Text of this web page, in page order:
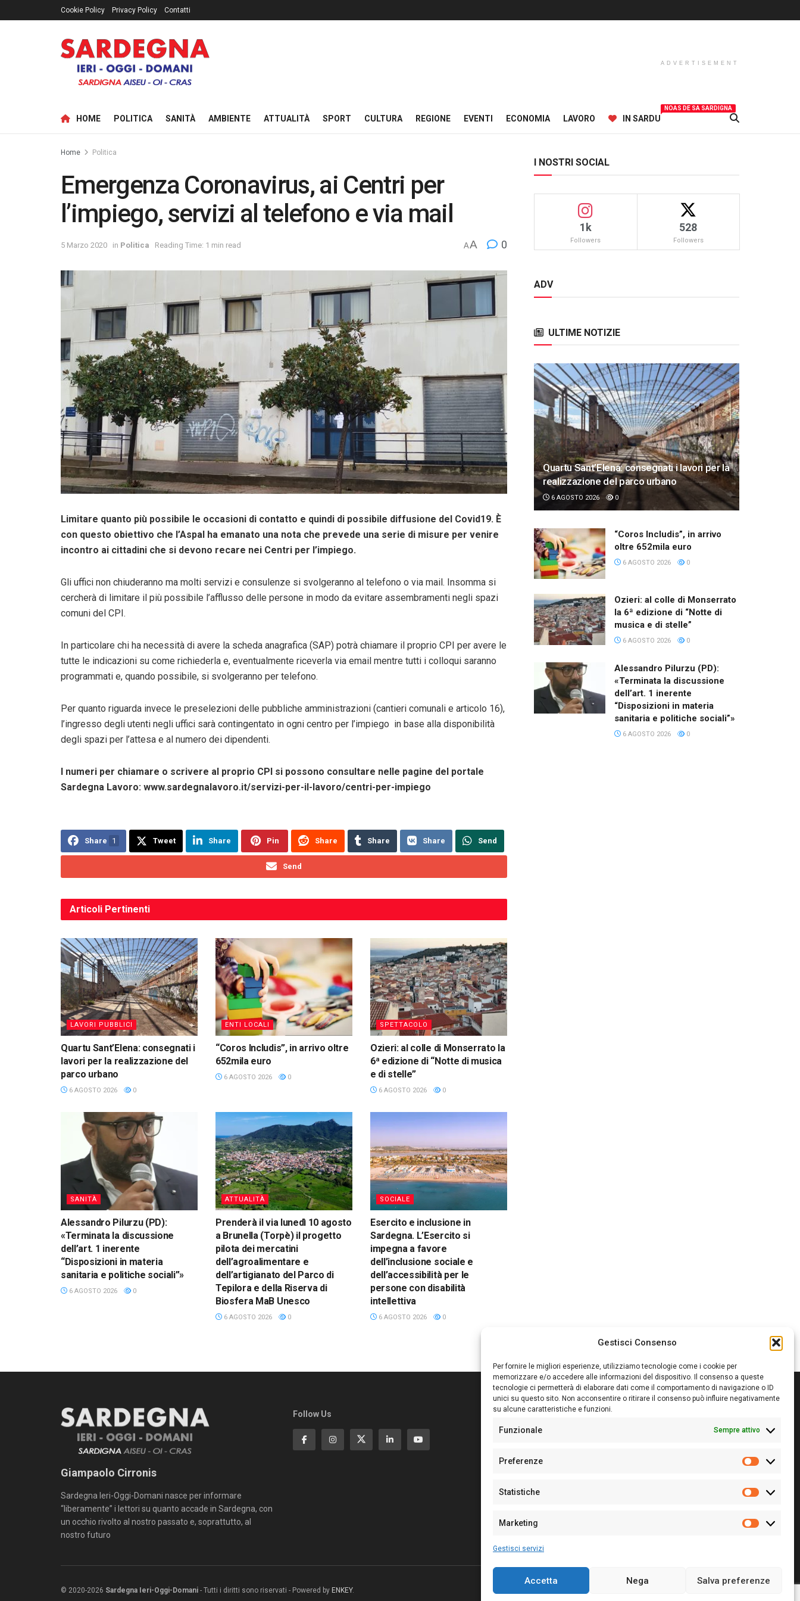
Gestisci Consenso
Per fornire le migliori esperienze, utilizziamo tecnologie come i cookie per
memorizzare e/o accedere alle informazioni del dispositivo. Il consenso a queste
tecnologie ci permetterà di elaborare dati come il comportamento di navigazione o ID
unici su questo sito. Non acconsentire o ritirare il consenso può influire negativamente
su alcune caratteristiche e funzioni.
Funzionale Sempre attivo
Preferenze
Statistiche
Statistiche
Marketing
Marketing
Gestisci servizi
Accetta Nega Salva preferenze
Cookie Policy Privacy Policy Contatti
ADVERTISEMENT
HOME POLITICA SANITÀ AMBIENTE ATTUALITÀ SPORT CULTURA REGIONE EVENTI ECONOMIA LAVORO IN SARDU
NOAS DE SA SARDIGNA
Home Politica
Emergenza Coronavirus, ai Centri per
l’impiego, servizi al telefono e via mail
5 Marzo 2020 in Politica Reading Time: 1 min read AA 0
Limitare quanto più possibile le occasioni di contatto e quindi di possibile diffusione del Covid19. È
con questo obiettivo che l’Aspal ha emanato una nota che prevede una serie di misure per venire
incontro ai cittadini che si devono recare nei Centri per l’impiego.
Gli uffici non chiuderanno ma molti servizi e consulenze si svolgeranno al telefono o via mail. Insomma si
cercherà di limitare il più possibile l’afflusso delle persone in modo da evitare assembramenti negli spazi
comuni del CPI.
In particolare chi ha necessità di avere la scheda anagrafica (SAP) potrà chiamare il proprio CPI per avere le
tutte le indicazioni su come richiederla e, eventualmente riceverla via email mentre tutti i colloqui saranno
programmati e, quando possibile, si svolgeranno per telefono.
Per quanto riguarda invece le preselezioni delle pubbliche amministrazioni (cantieri comunali e articolo 16),
l’ingresso degli utenti negli uffici sarà contingentato in ogni centro per l’impiego in base alla disponibilità
degli spazi per l’attesa e al numero dei dipendenti.
I numeri per chiamare o scrivere al proprio CPI si possono consultare nelle pagine del portale
Sardegna Lavoro: www.sardegnalavoro.it/servizi-per-il-lavoro/centri-per-impiego
Share 1 Tweet Share Pin Share Share Share Send
Send
Articoli Pertinenti
LAVORI PUBBLICI
Quartu Sant’Elena: consegnati i
lavori per la realizzazione del
parco urbano
6 AGOSTO 2026 0
ENTI LOCALI
“Coros Includis”, in arrivo oltre
652mila euro
6 AGOSTO 2026 0
SPETTACOLO
Ozieri: al colle di Monserrato la
6ª edizione di “Notte di musica
e di stelle”
6 AGOSTO 2026 0
SANITÀ
Alessandro Pilurzu (PD):
«Terminata la discussione
dell’art. 1 inerente
“Disposizioni in materia
sanitaria e politiche sociali”»
6 AGOSTO 2026 0
ATTUALITÀ
Prenderà il via lunedì 10 agosto
a Brunella (Torpè) il progetto
pilota dei mercatini
dell’agroalimentare e
dell’artigianato del Parco di
Tepilora e della Riserva di
Biosfera MaB Unesco
6 AGOSTO 2026 0
SOCIALE
Esercito e inclusione in
Sardegna. L’Esercito si
impegna a favore
dell’inclusione sociale e
dell’accessibilità per le
persone con disabilità
intellettiva
6 AGOSTO 2026 0
I NOSTRI SOCIAL
1k
Followers
528
Followers
ADV
ULTIME NOTIZIE
Quartu Sant’Elena: consegnati i lavori per la
realizzazione del parco urbano
6 AGOSTO 2026 0
“Coros Includis”, in arrivo
oltre 652mila euro
6 AGOSTO 2026 0
Ozieri: al colle di Monserrato
la 6ª edizione di “Notte di
musica e di stelle”
6 AGOSTO 2026 0
Alessandro Pilurzu (PD):
«Terminata la discussione
dell’art. 1 inerente
“Disposizioni in materia
sanitaria e politiche sociali”»
6 AGOSTO 2026 0
Giampaolo Cirronis
Sardegna Ieri-Oggi-Domani nasce per informare
“liberamente” i lettori su quanto accade in Sardegna, con
un occhio rivolto al nostro passato e, soprattutto, al
nostro futuro
Follow Us Editore:Giampaolo Cirronis Ditta individuale
Sede:
N° di iscrizione al ROC:
N° 128/2020 del 10/02/2020
Per la Pubblicità:
© 2020-2026 Sardegna Ieri-Oggi-Domani - Tutti i diritti sono riservati - Powered by ENKEY.